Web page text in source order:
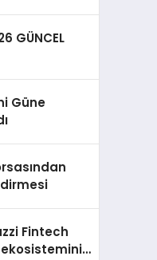
GÜNCEL
Güne
Fintech